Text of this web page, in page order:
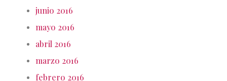
junio 2016
mayo 2016
abril 2016
marzo 2016
febrero 2016